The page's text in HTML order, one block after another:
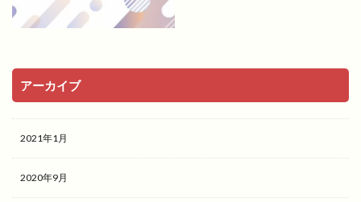
アーカイブ
2021年1月
2020年9月